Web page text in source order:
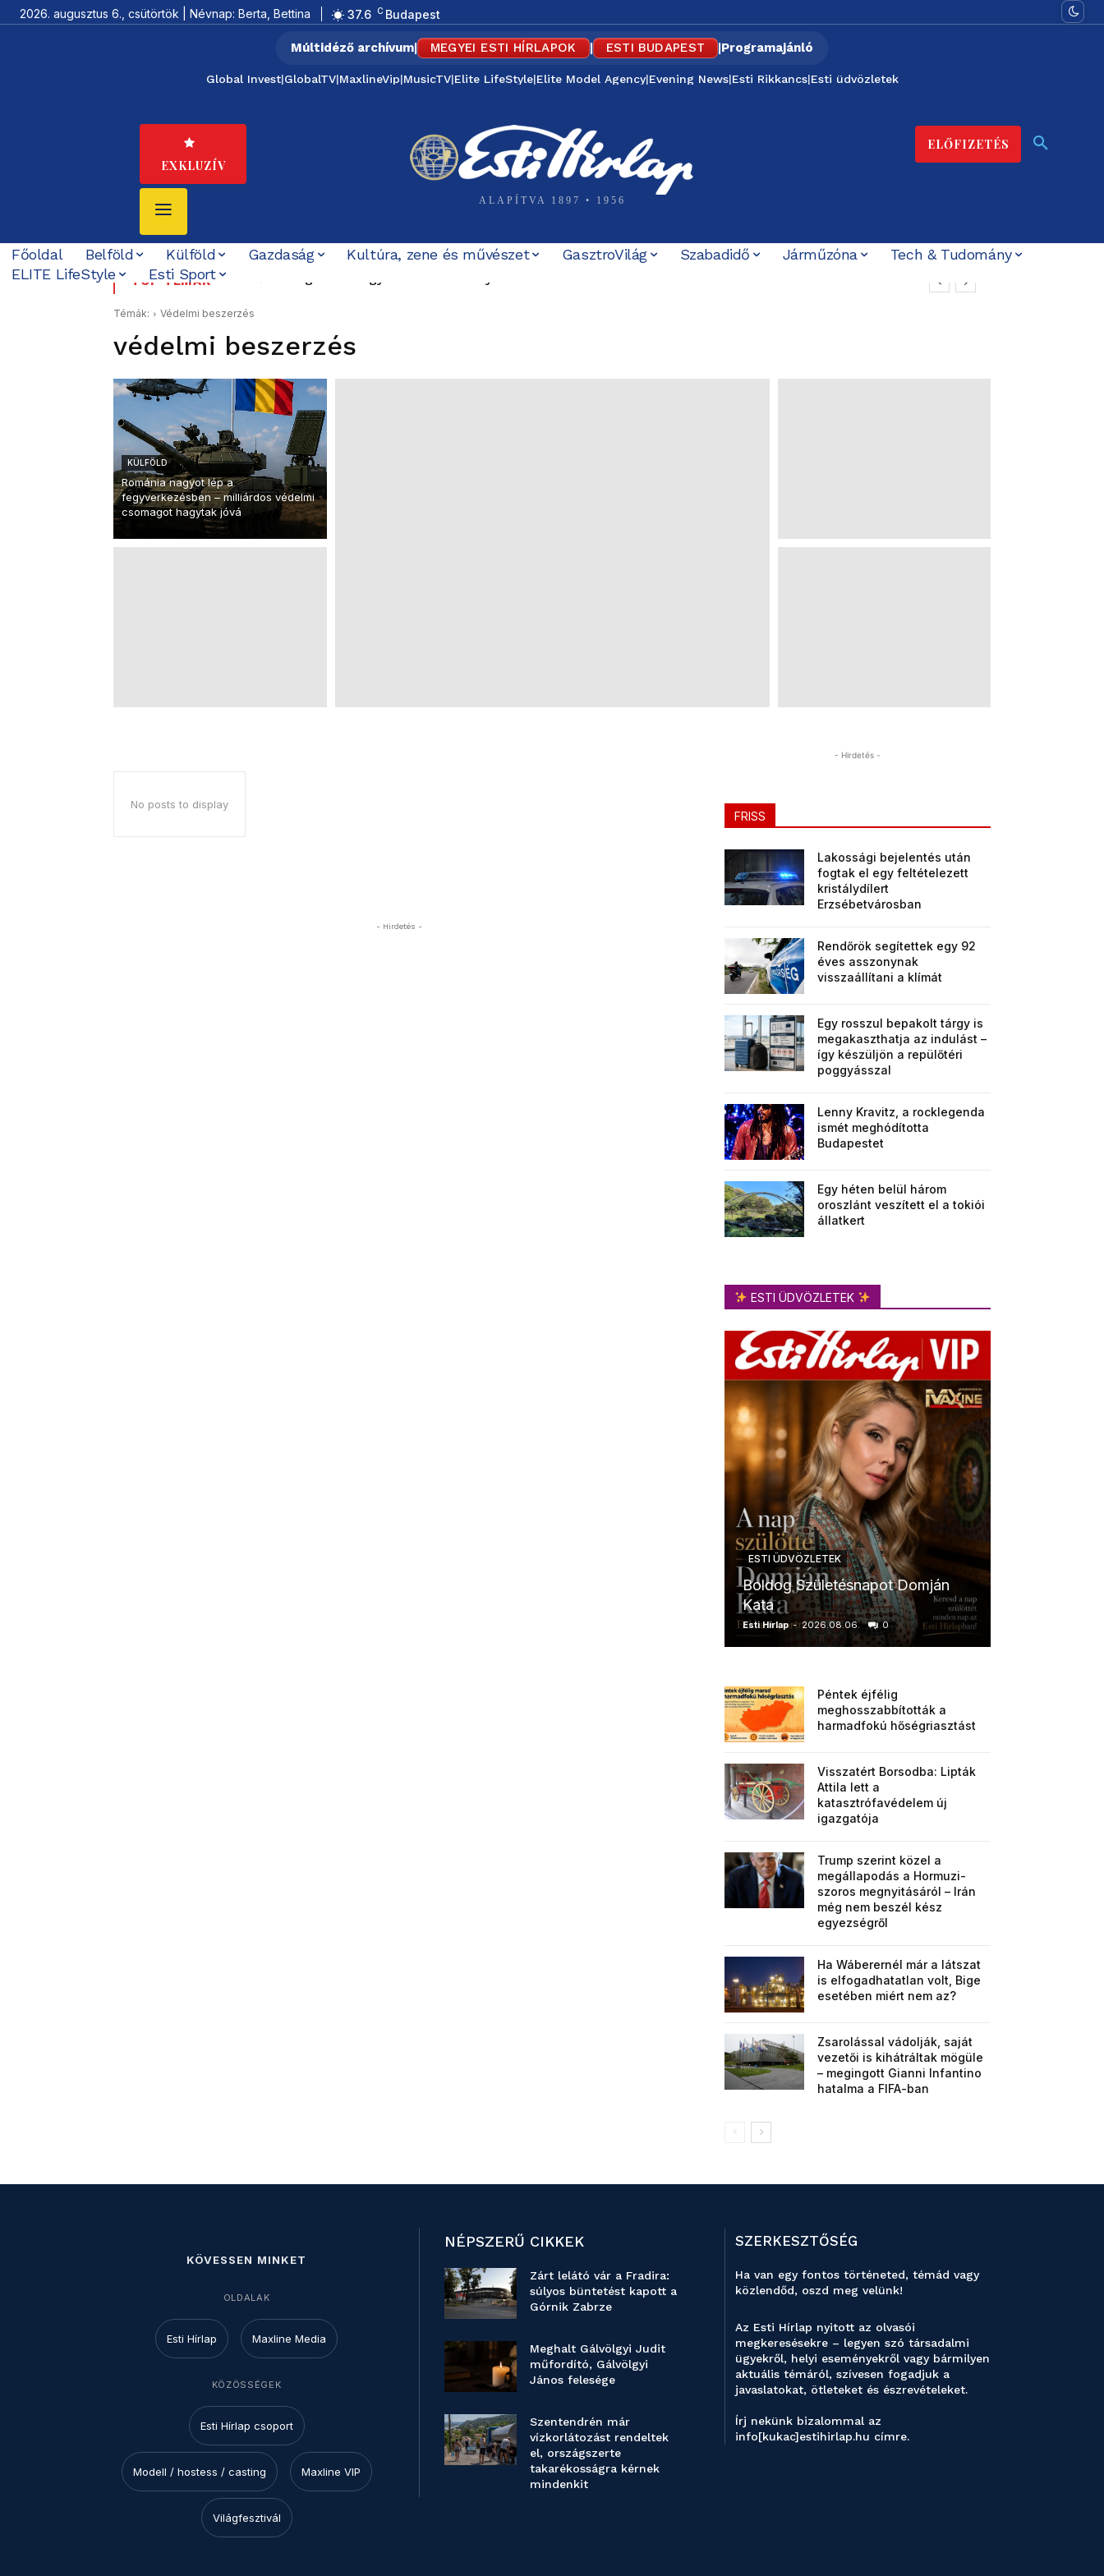
2026. augusztus 6., csütörtök | Névnap: Berta, Bettina 37.6 C Budapest
Múltidéző archívum| MEGYEI ESTI HÍRLAPOK | ESTI BUDAPEST |Programajánló
Global Invest|GlobalTV|MaxlineVip|MusicTV|Elite LifeStyle|Elite Model Agency|Evening News|Esti Rikkancs|Esti üdvözletek
EXKLUZÍV
ALAPÍTVA 1897 • 1956
ELŐFIZETÉS
Főoldal Belföld Külföld Gazdaság Kultúra, zene és művészet GasztroVilág Szabadidő Járműzóna
Tech & Tudomány
ELITE LifeStyle
Esti Sport
TOP TÉMÁKRendőrök segítettek egy 92 éves asszonynak visszaállítani a klímát
Témák: Védelmi beszerzés
védelmi beszerzés
KÜLFÖLD
Románia nagyot lép a
fegyverkezésben – milliárdos védelmi
csomagot hagytak jóvá
No posts to display
- Hirdetés -
- Hirdetés -
FRISS
Lakossági bejelentés után
fogtak el egy feltételezett
kristálydílert
Erzsébetvárosban
Rendőrök segítettek egy 92
éves asszonynak
visszaállítani a klímát
Egy rosszul bepakolt tárgy is
megakaszthatja az indulást –
így készüljön a repülőtéri
poggyásszal
Lenny Kravitz, a rocklegenda
ismét meghódította
Budapestet
Egy héten belül három
oroszlánt veszített el a tokiói
állatkert
ESTI ÜDVÖZLETEK
ESTI ÜDVÖZLETEK
Boldog Születésnapot Domján
Kata
Esti Hírlap - 2026.08.06. 0
Péntek éjfélig
meghosszabbították a
harmadfokú hőségriasztást
Visszatért Borsodba: Lipták
Attila lett a
katasztrófavédelem új
igazgatója
Trump szerint közel a
megállapodás a Hormuzi-
szoros megnyitásáról – Irán
még nem beszél kész
egyezségről
Ha Wáberernél már a látszat
is elfogadhatatlan volt, Bige
esetében miért nem az?
Zsarolással vádolják, saját
vezetői is kihátráltak mögüle
– megingott Gianni Infantino
hatalma a FIFA-ban
KÖVESSEN MINKET
OLDALAK
Esti Hírlap Maxline Media
KÖZÖSSÉGEK
Esti Hírlap csoport
Modell / hostess / casting Maxline VIP
Világfesztivál
NÉPSZERŰ CIKKEK
Zárt lelátó vár a Fradira:
súlyos büntetést kapott a
Górnik Zabrze
Meghalt Gálvölgyi Judit
műfordító, Gálvölgyi
János felesége
Szentendrén már
vízkorlátozást rendeltek
el, országszerte
takarékosságra kérnek
mindenkit
SZERKESZTŐSÉG
Ha van egy fontos történeted, témád vagy
közlendőd, oszd meg velünk!
Az Esti Hírlap nyitott az olvasói
megkeresésekre – legyen szó társadalmi
ügyekről, helyi eseményekről vagy bármilyen
aktuális témáról, szívesen fogadjuk a
javaslatokat, ötleteket és észrevételeket.
Írj nekünk bizalommal az
info[kukac]estihirlap.hu címre.